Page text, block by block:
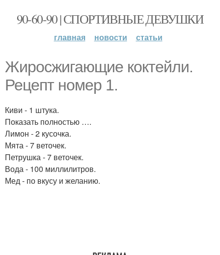
90-60-90 | СПОРТИВНЫЕ ДЕВУШКИ
главная новости статьи
Жиросжигающие коктейли.
Рецепт номер 1.
Киви - 1 штука.
Показать полностью ….
Лимон - 2 кусочка.
Мята - 7 веточек.
Петрушка - 7 веточек.
Вода - 100 миллилитров.
Мед - по вкусу и желанию.